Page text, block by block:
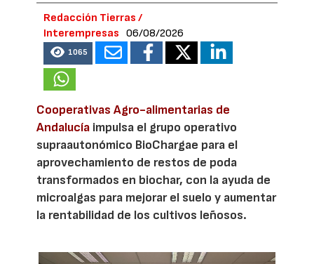
Redacción Tierras /
Interempresas
06/08/2026
1065
Cooperativas Agro-alimentarias de
Andalucía impulsa el grupo operativo
supraautonómico BioChargae para el
aprovechamiento de restos de poda
transformados en biochar, con la ayuda de
microalgas para mejorar el suelo y aumentar
la rentabilidad de los cultivos leñosos.